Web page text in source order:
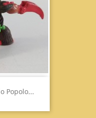
Popolo...